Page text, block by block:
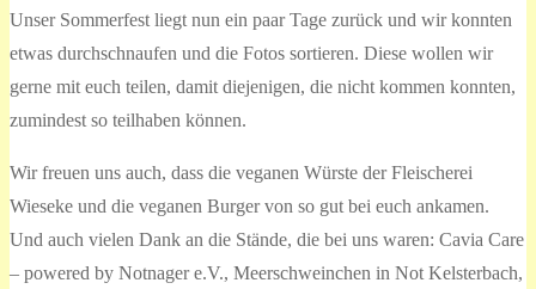
Unser Sommerfest liegt nun ein paar Tage zurück und wir konnten
etwas durchschnaufen und die Fotos sortieren. Diese wollen wir
gerne mit euch teilen, damit diejenigen, die nicht kommen konnten,
zumindest so teilhaben können.
Wir freuen uns auch, dass die veganen Würste der Fleischerei
Wieseke und die veganen Burger von so gut bei euch ankamen.
Und auch vielen Dank an die Stände, die bei uns waren: Cavia Care
– powered by Notnager e.V., Meerschweinchen in Not Kelsterbach,